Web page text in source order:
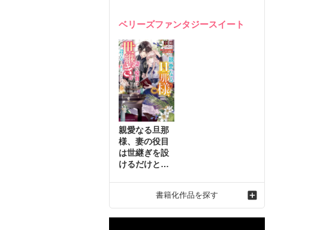
ました２
動かす万能令
れ才女の辺境
ベリーズファンタジースイート
親愛なる旦那
様、妻の役目
は世継ぎを設
けるだけと聞
れ才女の幸せ
な結婚～2
書籍化作品を探す